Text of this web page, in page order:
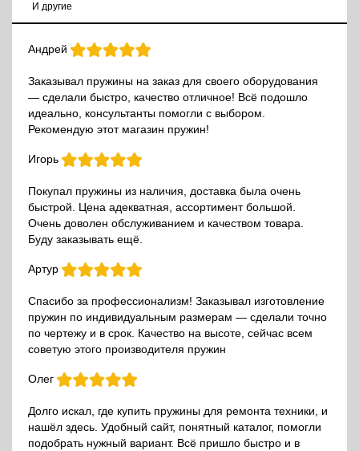
И другие
Андрей
Заказывал пружины на заказ для своего оборудования
— сделали быстро, качество отличное! Всё подошло
идеально, консультанты помогли с выбором.
Рекомендую этот магазин пружин!
Игорь
Покупал пружины из наличия, доставка была очень
быстрой. Цена адекватная, ассортимент большой.
Очень доволен обслуживанием и качеством товара.
Буду заказывать ещё.
Артур
Спасибо за профессионализм! Заказывал изготовление
пружин по индивидуальным размерам — сделали точно
по чертежу и в срок. Качество на высоте, сейчас всем
советую этого производителя пружин
Олег
Долго искал, где купить пружины для ремонта техники, и
нашёл здесь. Удобный сайт, понятный каталог, помогли
подобрать нужный вариант. Всё пришло быстро и в